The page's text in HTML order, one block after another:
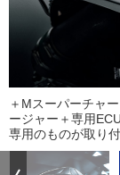
＋Mスーパーチャ
ージャー＋専用
専用のものが取り